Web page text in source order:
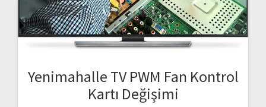
Yenimahalle TV PWM Fan Kontrol
Kartı Değişimi